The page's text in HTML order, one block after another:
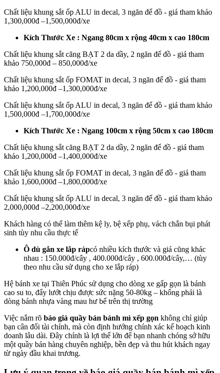
Chất liệu khung sắt ốp ALU in decal, 3 ngăn để đồ - giá tham khảo
1,300,000đ –1,500,000đ/xe
Kích Thước Xe : Ngang 80cm x rộng 40cm x cao 180cm
Chất liệu khung sắt căng BẠT 2 da dầy, 2 ngăn để đồ - giá tham
khảo 750,000đ – 850,000đ/xe
Chất liệu khung sắt ốp FOMAT in decal, 3 ngăn để đồ - giá tham
khảo 1,200,000đ –1,300,000đ/xe
Chất liệu khung sắt ốp ALU in decal, 3 ngăn để đồ - giá tham khảo
1,500,000đ –1,700,000đ/xe
Kích Thước Xe : Ngang 100cm x rộng 50cm x cao 180cm
Chất liệu khung sắt căng BẠT 2 da dầy, 2 ngăn để đồ - giá tham
khảo 1,200,000đ –1,400,000đ/xe
Chất liệu khung sắt ốp FOMAT in decal, 3 ngăn để đồ - giá tham
khảo 1,600,000đ –1,800,000đ/xe
Chất liệu khung sắt ốp ALU in decal, 3 ngăn để đồ - giá tham khảo
2,000,000đ –2,200,000đ/xe
Khách hàng có thể làm thêm kệ ly, bệ xếp phụ, vách chắn bụi phát
sinh tùy nhu cầu thực tế
Ô dù gắn xe lắp rápcó nhiều kích thước và giá cũng khác
nhau : 150.000đ/cây , 400.000đ/cây , 600.000đ/cây,… (tùy
theo nhu cầu sử dụng cho xe lắp ráp)
Hệ bánh xe tại Thiên Phúc sử dụng cho dòng xe gấp gọn là bánh
cao su to, đẩy lướt chịu được sức nặng 50-80kg – khổng phải là
dòng bánh nhựa vàng mau hư bể trên thị trường
Việc nắm rõ báo giá quầy bán bánh mì xếp gọn không chỉ giúp
bạn cân đối tài chính, mà còn định hướng chính xác kế hoạch kinh
doanh lâu dài. Đây chính là lợi thế lớn để bạn nhanh chóng sở hữu
một quầy bán hàng chuyên nghiệp, bền đẹp và thu hút khách ngay
từ ngày đầu khai trương.